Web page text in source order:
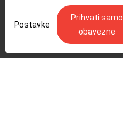
Postavke
Prihvati samo
obavezne